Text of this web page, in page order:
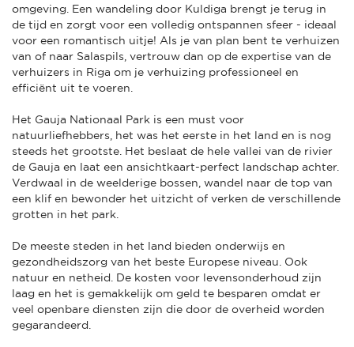
omgeving. Een wandeling door Kuldiga brengt je terug in
de tijd en zorgt voor een volledig ontspannen sfeer - ideaal
voor een romantisch uitje! Als je van plan bent te verhuizen
van of naar Salaspils, vertrouw dan op de expertise van de
verhuizers in Riga om je verhuizing professioneel en
efficiënt uit te voeren.
Het Gauja Nationaal Park is een must voor
natuurliefhebbers, het was het eerste in het land en is nog
steeds het grootste. Het beslaat de hele vallei van de rivier
de Gauja en laat een ansichtkaart-perfect landschap achter.
Verdwaal in de weelderige bossen, wandel naar de top van
een klif en bewonder het uitzicht of verken de verschillende
grotten in het park.
De meeste steden in het land bieden onderwijs en
gezondheidszorg van het beste Europese niveau. Ook
natuur en netheid. De kosten voor levensonderhoud zijn
laag en het is gemakkelijk om geld te besparen omdat er
veel openbare diensten zijn die door de overheid worden
gegarandeerd.